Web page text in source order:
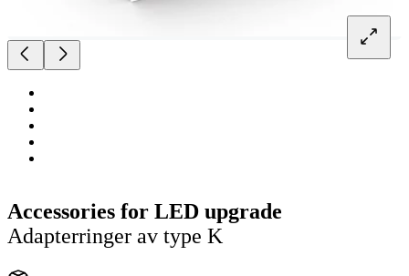
Accessories for LED upgrade
Adapterringer av type K